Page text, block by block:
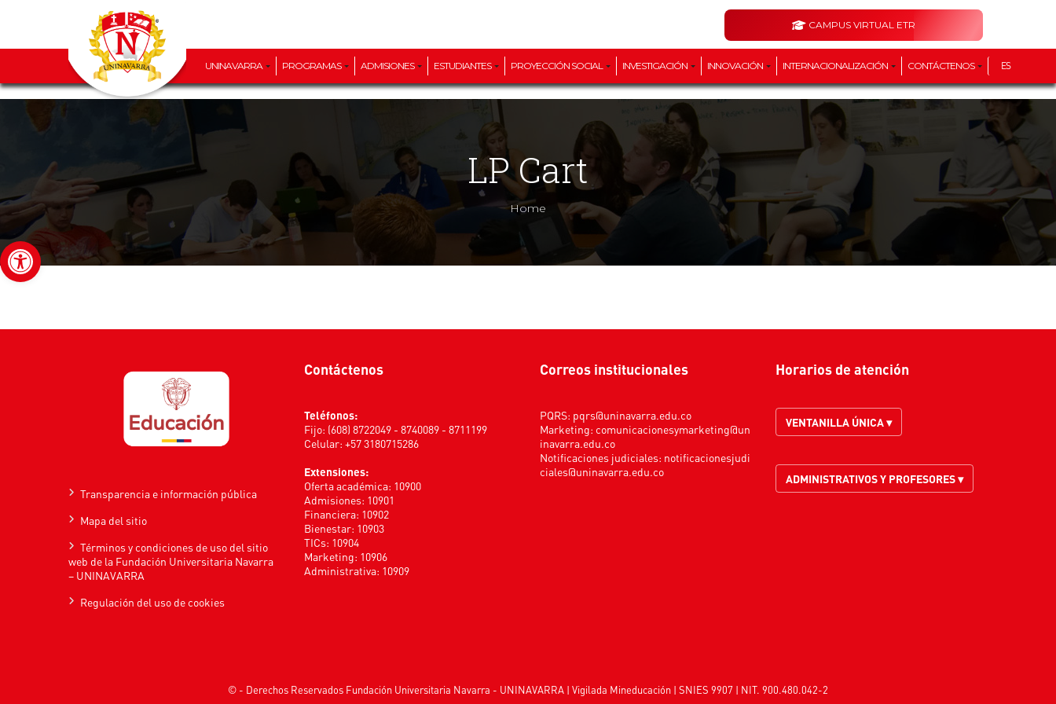
Abrir barra de herramientas
CAMPUS VIRTUAL ETR
UNINAVARRA PROGRAMAS ADMISIONES ESTUDIANTES PROYECCIÓN SOCIAL INVESTIGACIÓN INNOVACIÓN INTERNACIONALIZACIÓN CONTÁCTENOS ES
LP Cart
Home
Transparencia e información pública
Mapa del sitio
Términos y condiciones de uso del sitio
web de la Fundación Universitaria Navarra
– UNINAVARRA
Regulación del uso de cookies
Contáctenos
Teléfonos:
Fijo: (608) 8722049 - 8740089 - 8711199
Celular: +57 3180715286
Extensiones:
Oferta académica: 10900
Admisiones: 10901
Financiera: 10902
Bienestar: 10903
TICs: 10904
Marketing: 10906
Administrativa: 10909
Correos institucionales
PQRS: pqrs@uninavarra.edu.co
Marketing: comunicacionesymarketing@un
inavarra.edu.co
Notificaciones judiciales: notificacionesjudi
ciales@uninavarra.edu.co
Horarios de atención
VENTANILLA ÚNICA ▾
ADMINISTRATIVOS Y PROFESORES ▾
© - Derechos Reservados Fundación Universitaria Navarra - UNINAVARRA | Vigilada Mineducación | SNIES 9907 | NIT. 900.480.042-2